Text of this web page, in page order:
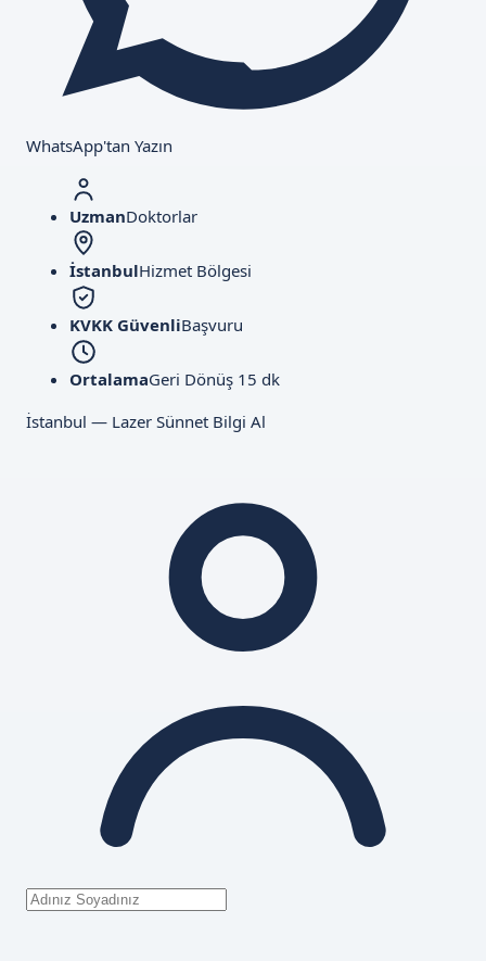
WhatsApp'tan Yazın
UzmanDoktorlar
İstanbulHizmet Bölgesi
KVKK GüvenliBaşvuru
OrtalamaGeri Dönüş 15 dk
İstanbul — Lazer Sünnet Bilgi Al